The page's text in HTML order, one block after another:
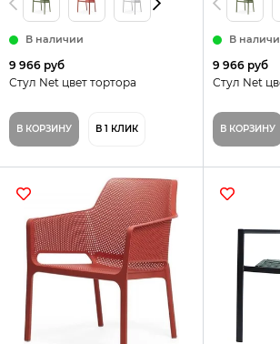
В наличии
9 966 руб
Стул Net цвет тортора
В КОРЗИНУ В 1 КЛИК
В
9 966 руб
Стул Net
В КОРЗИНУ